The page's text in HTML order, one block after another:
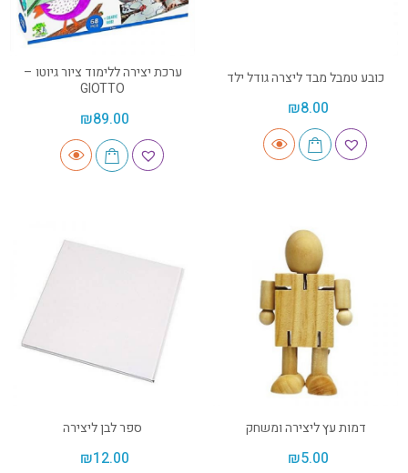
כובע טמבל מבד ליצרה גודל ילד
₪8.00
ערכת יצירה ללימוד ציור גיוטו –
GIOTTO
₪89.00
דמות עץ ליצירה ומשחק
₪5.00
ספר לבן ליצירה
₪12.00